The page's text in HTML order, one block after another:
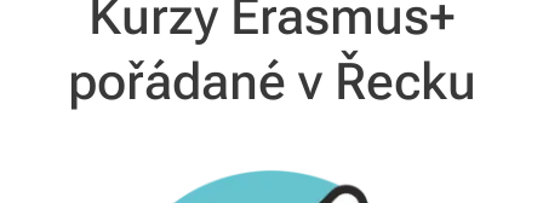
Kurzy Erasmus+
pořádané v Řecku